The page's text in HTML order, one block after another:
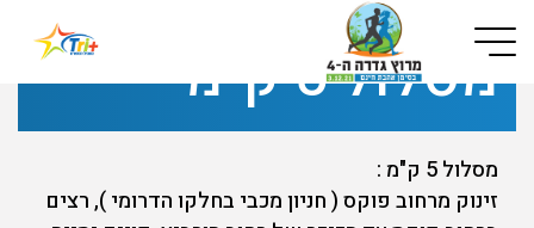
Button used only for devices with a small screen
מסלול 5 ק"מ
מסלול 5 ק"מ :
זינוק מרחוב פוקס ( חניון מכבי בחלקו הדרומי ), רצים